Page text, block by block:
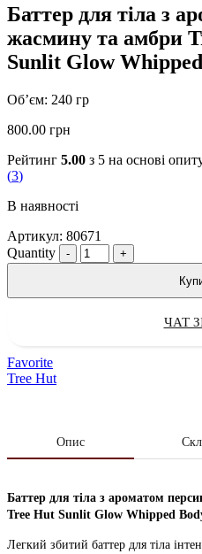
Баттер для тіла з
жасмину та амбри
Sunlit Glow
Об’єм: 240 гр
800.00 грн
Рейтинг 5.00 з 5 на основі
(3)
В наявності
Артикул: 80671
Quantity
ЧАТ
Favorite
Tree Hut
Опис
Баттер для тіла з ароматом
Tree Hut Sunlit Glow Whipped
Легкий збитий баттер для тіла